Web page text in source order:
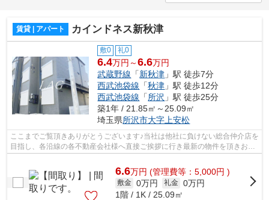
賃貸 | アパート カインドネス新秋津
敷0 礼0
6.4万円～6.6万円
武蔵野線 「新秋津 」駅 徒歩7分
西武池袋線 「秋津 」駅 徒歩12分
西武池袋線 「所沢 」駅 徒歩25分
築1年 / 21.85㎡～25.09㎡
埼玉県所沢市大字上安松
ここまでご覧頂きありがとうございます♪当社は他社に負けない総合仲介店を
目指し、各沿線の各不動産会社様へ直接ご挨拶に行き最新の物件を頂きお客
6.6万円 (管理費等：5,000円 )
敷金 0万円 礼金 0万円
1階 / 1K / 25.09㎡